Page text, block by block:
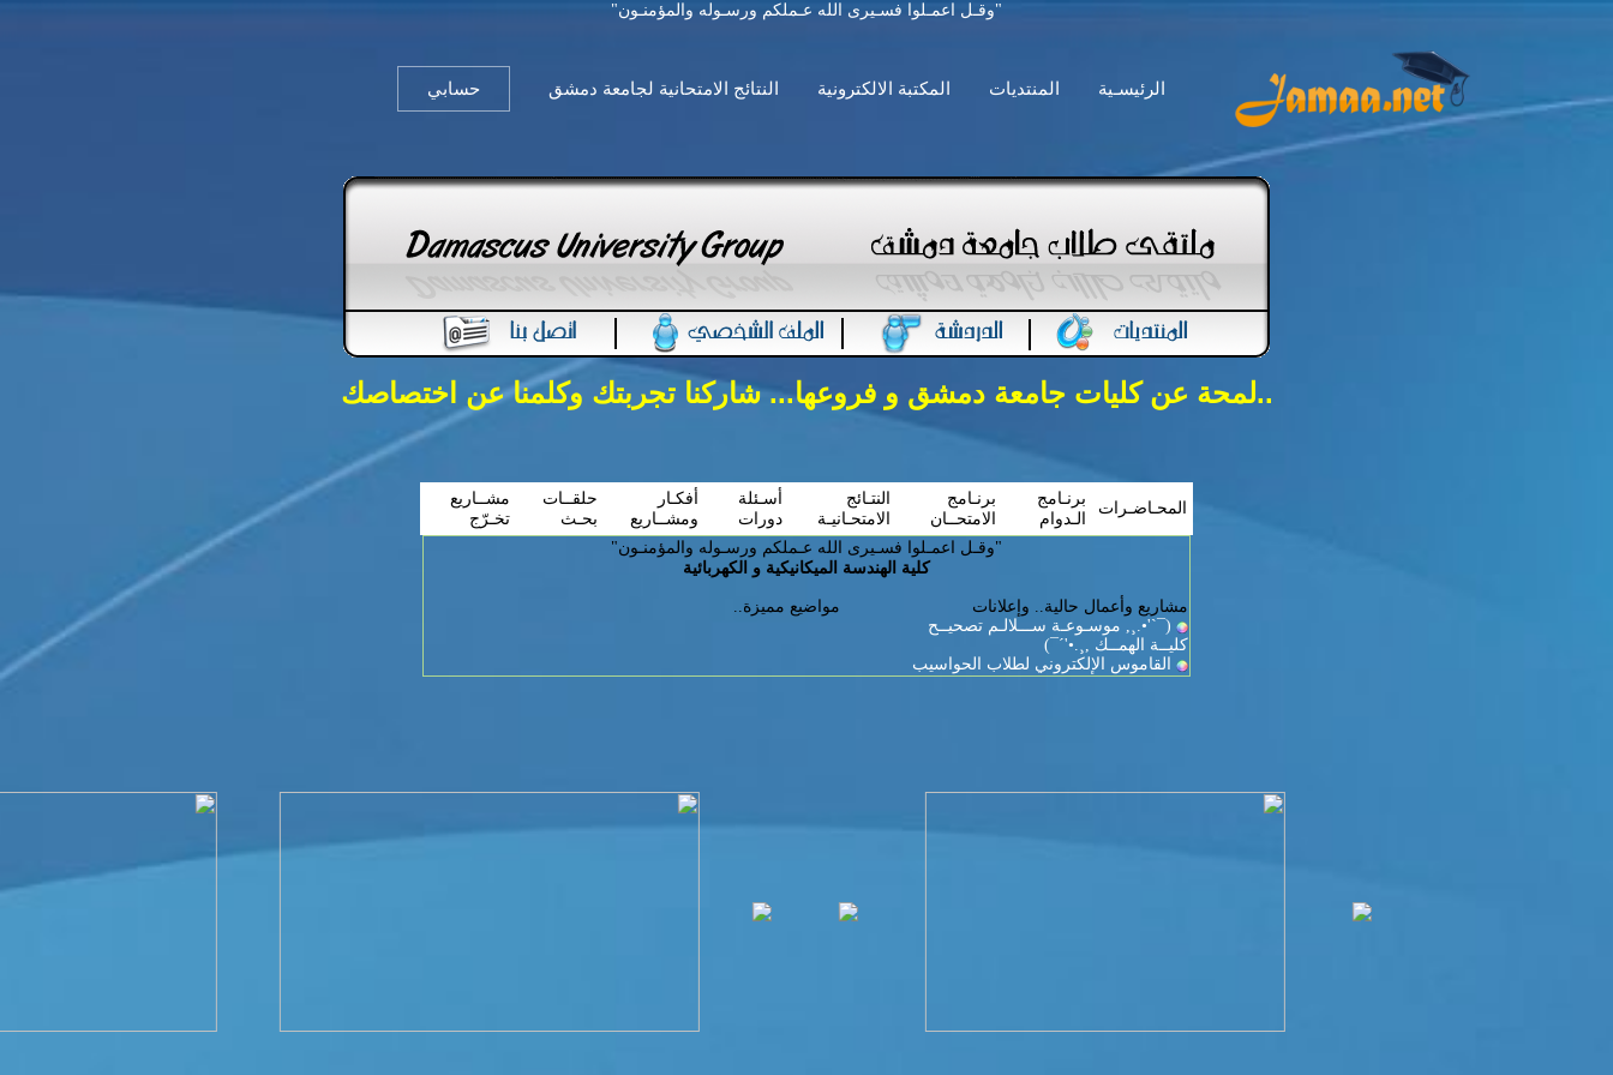
"وقـل اعمـلوا فسـيرى الله عـملكم ورسـوله والمؤمنـون"
الرئيسـية المنتديات المكتبة الالكترونية النتائج الامتحانية لجامعة دمشق حسابي
..لمحة عن كليات جامعة دمشق و فروعها... شاركنا تجربتك وكلمنا عن اختصاصك
المحـاضـرات
برنـامج
الـدوام
برنـامج
الامتحــان
النتـائج
الامتحـانيـة
أسـئلة
دورات
أفكـار
ومشــاريع
حلقــات
بحـث
مشــاريع
تخـرّج
"وقـل اعمـلوا فسـيرى الله عـملكم ورسـوله والمؤمنـون"
كلية الهندسة الميكانيكية و الكهربائية
مشاريع وأعمال حالية.. وإعلانات
(¯`'•.¸, موسـوعـة ســـلالـم تصحيــح
كليــة الهمــك ,¸.•'´¯)
القاموس الإلكتروني لطلاب الحواسيب
مواضيع مميزة..